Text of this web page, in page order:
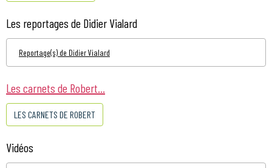
Les reportages de Didier Vialard
Reportage(s) de Didier Vialard
Les carnets de Robert...
LES CARNETS DE ROBERT
Vidéos